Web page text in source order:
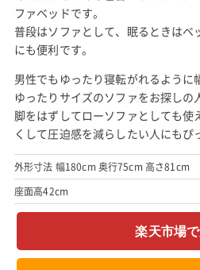
ファベッドです。
普段はソファとして、眠るときはベ
にも便利です。
男性でもゆったり寝転がれるように
ゆったりサイズのソファをお探しの
脚をはずしてローソファとしても使
くして圧迫感を減らしたい人にもぴ
外形寸法 幅180cm 奥行75cm 高さ81cm
座面高42cm
楽天市場